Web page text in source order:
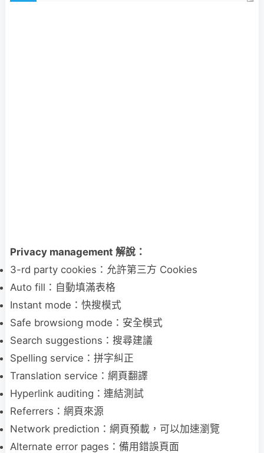
Privacy management 解說：
3-rd party cookies：允許第三方 Cookies
Auto fill：自動填滿表格
Instant mode：快搜模式
Safe browsiong mode：安全模式
Search suggestions：搜尋建議
Spelling service：拼字糾正
Translation service：網頁翻譯
Hyperlink auditing：連結測試
Referrers：網頁來源
Network prediction：網頁預載，可以加速瀏覽
Alternate error pages：備用錯誤頁面